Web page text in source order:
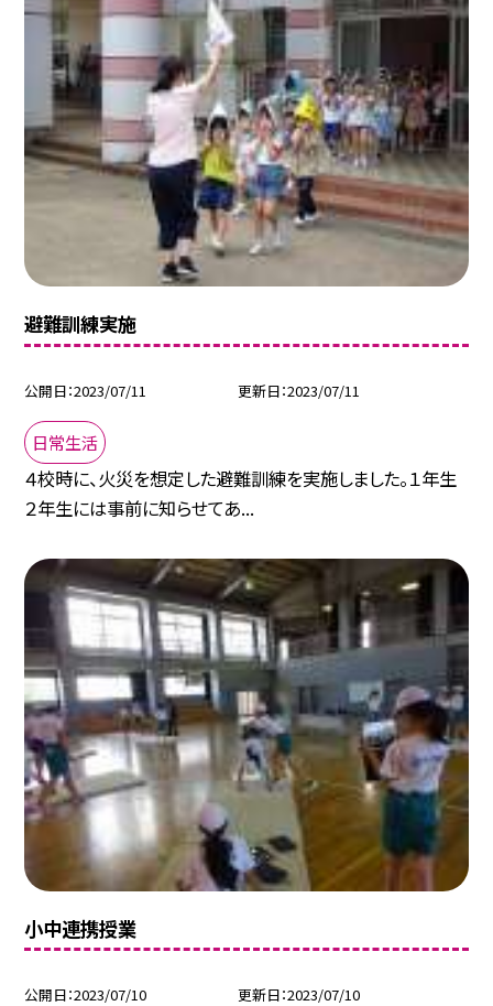
避難訓練実施
公開日 2023/07/11 更新日 2023/07/11
日常生活
４校時に、火災を想定した避難訓練を実施しました。１年生
２年生には事前に知らせてあ...
小中連携授業
公開日 2023/07/10 更新日 2023/07/10